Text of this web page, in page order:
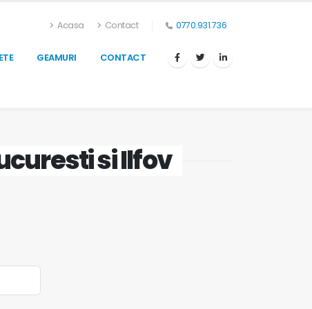
Acasa Contact 0770.931.736
GEAMURI CONTACT
si Ilfov